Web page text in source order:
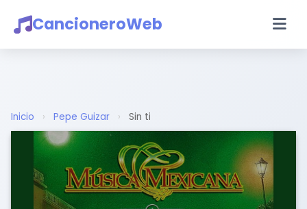
CancioneroWeb
Inicio › Pepe Guizar › Sin ti